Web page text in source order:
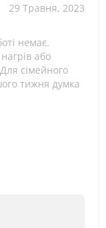
29 Травня, 2023
немає.
або
сімейного
тижня думка